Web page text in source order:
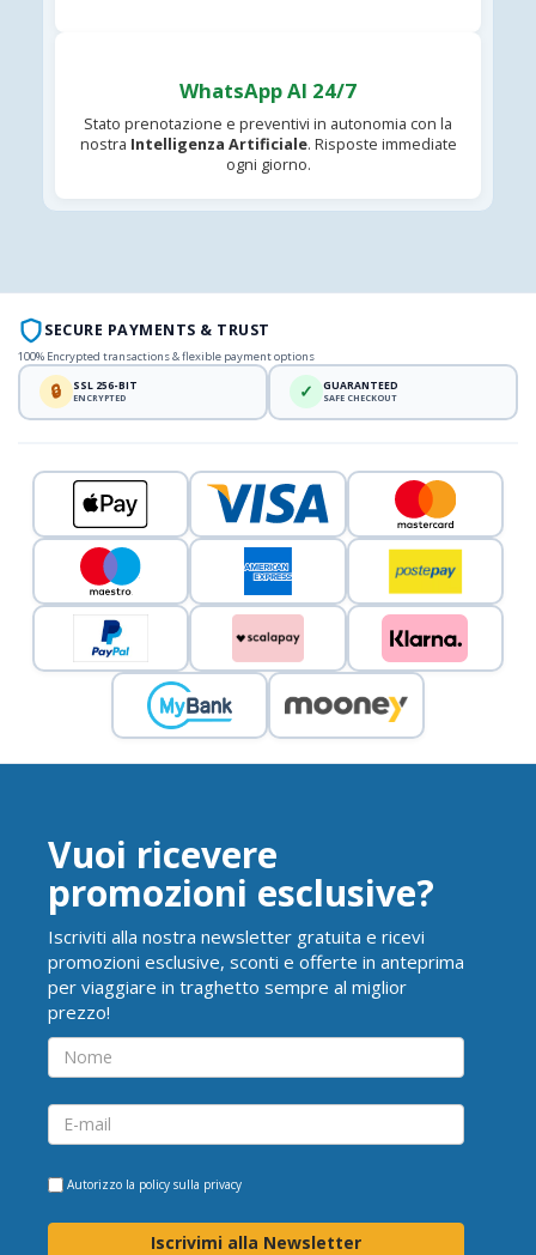
WhatsApp AI 24/7
Stato prenotazione e preventivi in autonomia con la
nostra Intelligenza Artificiale. Risposte immediate
ogni giorno.
SECURE PAYMENTS & TRUST
100% Encrypted transactions & flexible payment options
🔒 SSL 256-BIT
ENCRYPTED ✓ GUARANTEED
SAFE CHECKOUT
Vuoi ricevere
promozioni esclusive?
Iscriviti alla nostra newsletter gratuita e ricevi
promozioni esclusive, sconti e offerte in anteprima
per viaggiare in traghetto sempre al miglior
prezzo!
Autorizzo la policy sulla privacy
Iscrivimi alla Newsletter